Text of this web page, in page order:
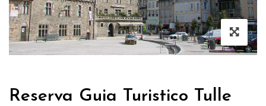
Reserva Guia Turistico Tulle